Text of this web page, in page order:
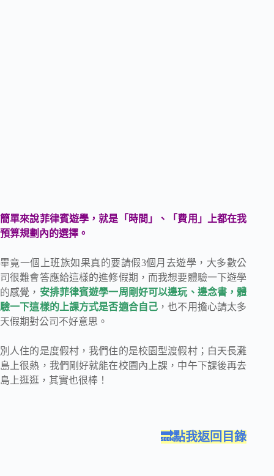
簡單來說菲律賓遊學，就是「時間」、「費用」上都在我
預算規劃內的選擇。
畢竟一個上班族如果真的要請假3個月去遊學，大多數公
司很難會答應給這樣的進修假期，而我想要體驗一下遊學
的感覺， 安排菲律賓遊學一周剛好可以邊玩、邊念書，體
驗一下這樣的上課方式是否適合自己 ，也不用擔心請太多
天假期對公司不好意思。
別人住的是度假村，我們住的是校園型渡假村；白天長灘
島上很熱，我們剛好就能在校園內上課，中午下課後再去
島上逛逛，其實也很棒！
🔜點我返回目錄